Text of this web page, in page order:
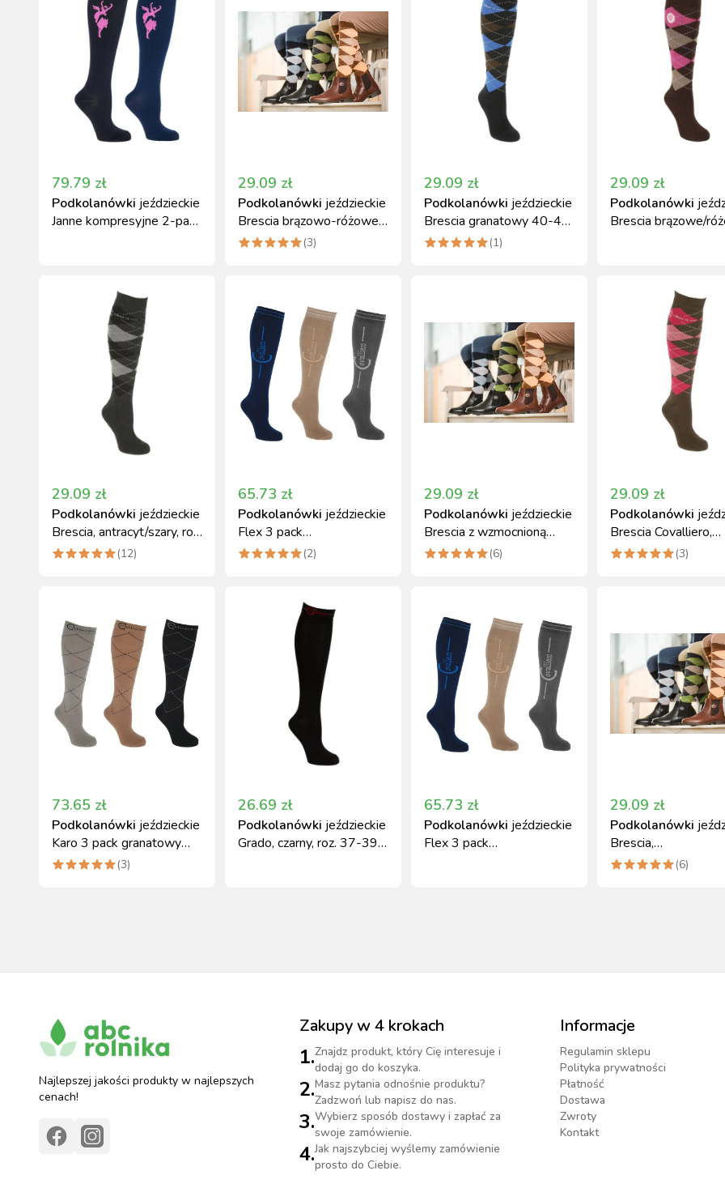
79.79 zł
Podkolanówki jeździeckie
Janne kompresyjne 2-pak
29.09 zł
Podkolanówki jeździeckie
Brescia brązowo-różowe
roz. 40-42 Covalliero
(3)
29.09 zł
Podkolanówki jeździeckie
Brescia granatowy 40-42
Covalliero
(1)
29.09 zł
Podkolanówki
Brescia brązowe/
29.09 zł
Podkolanówki jeździeckie
Brescia, antracyt/szary, roz.
37-39
(12)
65.73 zł
Podkolanówki jeździeckie
Flex 3 pack
granatowy/szary/brązowy
(2)
29.09 zł
Podkolanówki jeździeckie
Brescia z wzmocnioną
częścią, Covalliero
(6)
29.09 zł
Podkolanówki
Brescia Covalliero,
brązowo-różowe,
(3)
73.65 zł
Podkolanówki jeździeckie
Karo 3 pack granatowy
szary brązowy 37-39
(3)
26.69 zł
Podkolanówki jeździeckie
Grado, czarny, roz. 37-39,
65.73 zł
Podkolanówki jeździeckie
Flex 3 pack
29.09 zł
Podkolanówki
Brescia,
granatowy/błękitny,
(6)
Najlepszej jakości produkty w najlepszych
cenach!
Zakupy w 4 krokach
1.Znajdz produkt, który Cię interesuje i
dodaj go do koszyka.
2.Masz pytania odnośnie produktu?
Zadzwoń lub napisz do nas.
3.Wybierz sposób dostawy i zapłać za
swoje zamówienie.
4.Jak najszybciej wyślemy zamówienie
prosto do Ciebie.
Informacje
Regulamin sklepu
Polityka prywatności
Płatność
Dostawa
Zwroty
Kontakt